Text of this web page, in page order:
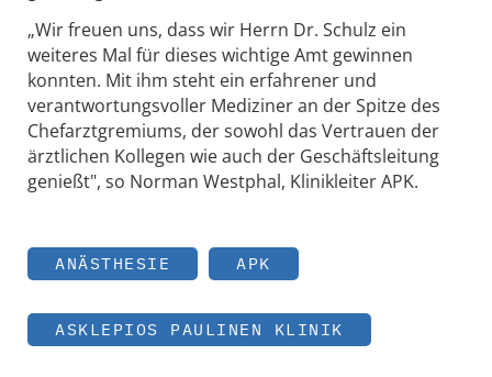
„Wir freuen uns, dass wir Herrn Dr. Schulz ein
weiteres Mal für dieses wichtige Amt gewinnen
konnten. Mit ihm steht ein erfahrener und
verantwortungsvoller Mediziner an der Spitze des
Chefarztgremiums, der sowohl das Vertrauen der
ärztlichen Kollegen wie auch der Geschäftsleitung
genießt", so Norman Westphal, Klinikleiter APK.
ANÄSTHESIE APK
ASKLEPIOS PAULINEN KLINIK